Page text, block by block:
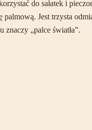
do sałatek i
Jest trzysta
„palce światła”.